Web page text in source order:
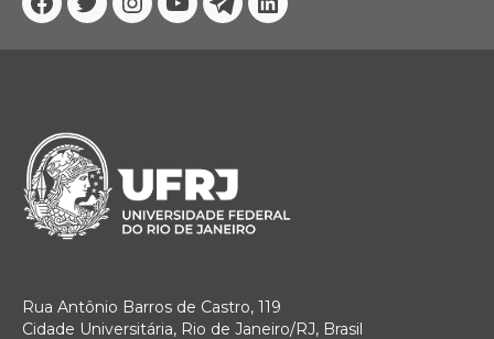
Facebook
TwitterInstagram
YouTube
TelegramLinkedin
Rua Antônio Barros de Castro, 119
Cidade Universitária, Rio de Janeiro/RJ, Brasil